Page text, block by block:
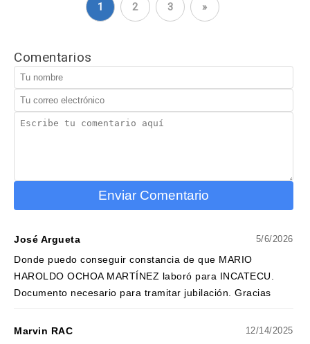
1 2 3 »
Comentarios
Enviar Comentario
José Argueta 5/6/2026
Donde puedo conseguir constancia de que MARIO
HAROLDO OCHOA MARTÍNEZ laboró para INCATECU.
Documento necesario para tramitar jubilación. Gracias
Marvin RAC 12/14/2025